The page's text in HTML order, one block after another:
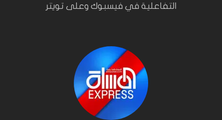
التفاعلية في فيسبوك وعلى تويتر